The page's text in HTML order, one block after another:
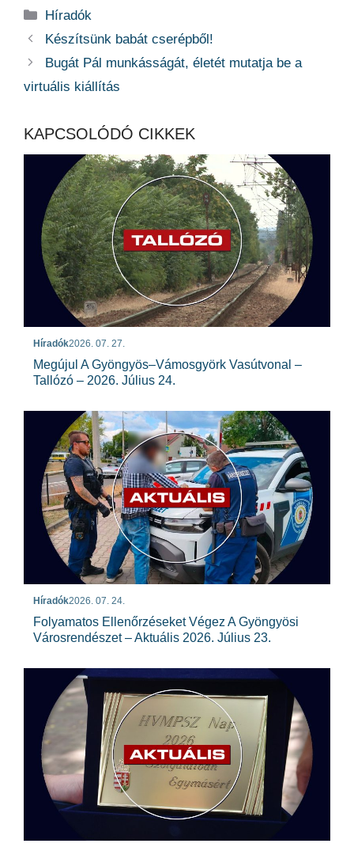
Kategória
Híradók
Készítsünk babát cserépből!
Bugát Pál munkásságát, életét mutatja be a
virtuális kiállítás
KAPCSOLÓDÓ CIKKEK
Híradók2026. 07. 27.
Megújul A Gyöngyös–Vámosgyörk Vasútvonal –
Tallózó – 2026. Július 24.
Híradók2026. 07. 24.
Folyamatos Ellenőrzéseket Végez A Gyöngyösi
Városrendészet – Aktuális 2026. Július 23.